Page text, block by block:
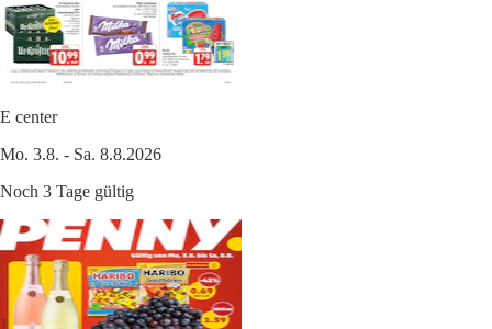
E center
Mo. 3.8. - Sa. 8.8.2026
Noch 3 Tage gültig